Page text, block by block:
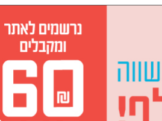
לבית ולגן ספורט, מחנאות וילדים